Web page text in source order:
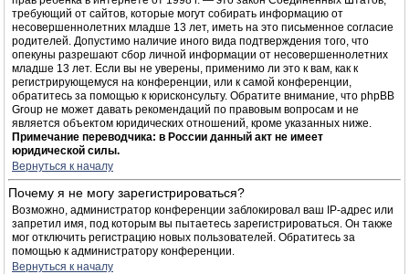
требующий от сайтов, которые могут собирать информацию от
несовершеннолетних младше 13 лет, иметь на это письменное согласие
родителей. Допустимо наличие иного вида подтверждения того, что
опекуны разрешают сбор личной информации от несовершеннолетних
младше 13 лет. Если вы не уверены, применимо ли это к вам, как к
регистрирующемуся на конференции, или к самой конференции,
обратитесь за помощью к юрисконсульту. Обратите внимание, что phpBB
Group не может давать рекомендаций по правовым вопросам и не
является объектом юридических отношений, кроме указанных ниже.
Примечание переводчика: в России данный акт не имеет
юридической силы.
Вернуться к началу
Почему я не могу зарегистрироваться?
Возможно, администратор конференции заблокировал ваш IP-адрес или
запретил имя, под которым вы пытаетесь зарегистрироваться. Он также
мог отключить регистрацию новых пользователей. Обратитесь за
помощью к администратору конференции.
Вернуться к началу